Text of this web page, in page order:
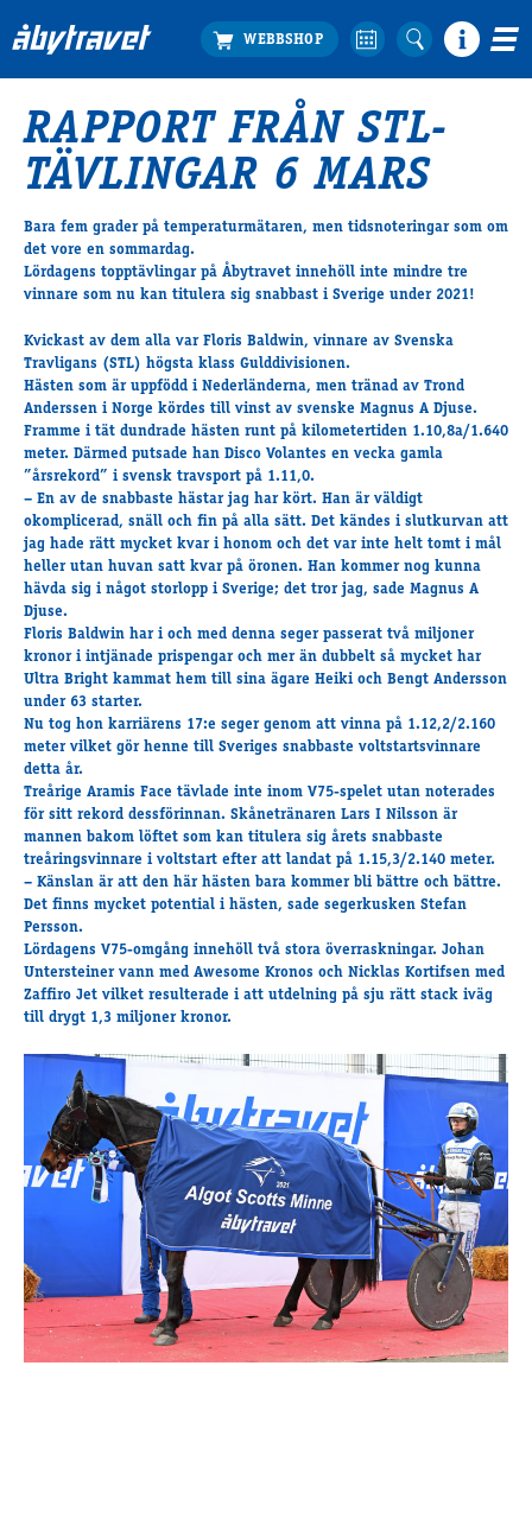
Köp biljett
Travprogrammet
Bra att veta
Restauranger
Catering by Lyon
Hotell nära oss
Nybörjar­guide
Presentkort
Tävlingsdagar
FAQ
Travkonferens
Exponering & värdskap
Aktiviteter
Hört och hänt
Tävling
Tävlingsserier
Träning och provlopp
Aktiva
Månadens hästägare 2026
Månadens B-tränare 2026
Euro Classic Trot
Andelshästar
Åby Stora Pris 2026
Supertorsdag för företag
Supertorsdag
Ponnytravtävlingar
Ridsport
Samarbetspartners
Licenskurser
Kursutbud och Aktiviteter
Ungdoms­stipendium
RAPPORT FRÅN STL-
TÄVLINGAR 6 MARS
Bara fem grader på temperaturmätaren, men tidsnoteringar som om
det vore en sommardag.
Lördagens topptävlingar på Åbytravet innehöll inte mindre tre
vinnare som nu kan titulera sig snabbast i Sverige under 2021!
Kvickast av dem alla var Floris Baldwin, vinnare av Svenska
Travligans (STL) högsta klass Gulddivisionen.
Hästen som är uppfödd i Nederländerna, men tränad av Trond
Anderssen i Norge kördes till vinst av svenske Magnus A Djuse.
Framme i tät dundrade hästen runt på kilometertiden 1.10,8a/1.640
meter. Därmed putsade han Disco Volantes en vecka gamla
”årsrekord” i svensk travsport på 1.11,0.
– En av de snabbaste hästar jag har kört. Han är väldigt
okomplicerad, snäll och fin på alla sätt. Det kändes i slutkurvan att
jag hade rätt mycket kvar i honom och det var inte helt tomt i mål
heller utan huvan satt kvar på öronen. Han kommer nog kunna
hävda sig i något storlopp i Sverige; det tror jag, sade Magnus A
Djuse.
Floris Baldwin har i och med denna seger passerat två miljoner
kronor i intjänade prispengar och mer än dubbelt så mycket har
Ultra Bright kammat hem till sina ägare Heiki och Bengt Andersson
under 63 starter.
Nu tog hon karriärens 17:e seger genom att vinna på 1.12,2/2.160
meter vilket gör henne till Sveriges snabbaste voltstartsvinnare
detta år.
Treårige Aramis Face tävlade inte inom V75-spelet utan noterades
för sitt rekord dessförinnan. Skånetränaren Lars I Nilsson är
mannen bakom löftet som kan titulera sig årets snabbaste
treåringsvinnare i voltstart efter att landat på 1.15,3/2.140 meter.
– Känslan är att den här hästen bara kommer bli bättre och bättre.
Det finns mycket potential i hästen, sade segerkusken Stefan
Persson.
Lördagens V75-omgång innehöll två stora överraskningar. Johan
Untersteiner vann med Awesome Kronos och Nicklas Kortifsen med
Zaffiro Jet vilket resulterade i att utdelning på sju rätt stack iväg
till drygt 1,3 miljoner kronor.